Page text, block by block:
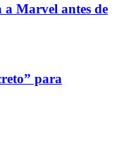
a Marvel antes de
para